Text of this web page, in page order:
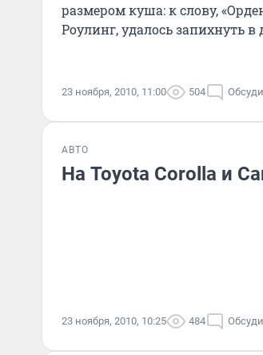
размером куша: к слову,
Роулинг, удалось запихнуть в
23 ноября, 2010, 11:00 504
АВТО
На Toyota Corolla и
23 ноября, 2010, 10:25 484